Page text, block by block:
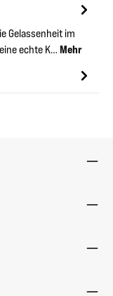
Gelassenheit im
echte K… Mehr